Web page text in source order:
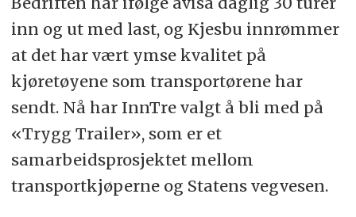
inn og ut med last, og Kjesbu innrømmer
at det har vært ymse kvalitet på
kjøretøyene som transportørene har
sendt. Nå har InnTre valgt å bli med på
«Trygg Trailer», som er et
samarbeidsprosjektet mellom
transportkjøperne og Statens vegvesen.